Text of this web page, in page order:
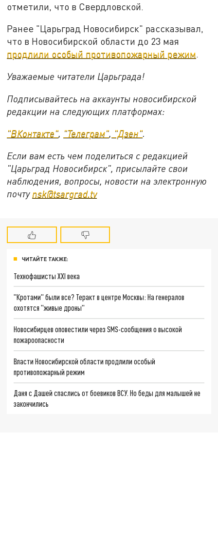
отметили, что в Свердловской.
Ранее "Царьград Новосибирск" рассказывал,
что в Новосибирской области до 23 мая
продлили особый противопожарный режим.
Уважаемые читатели Царьграда!
Подписывайтесь на аккаунты новосибирской
редакции на следующих платформах:
"ВКонтакте", "Телеграм", "Дзен".
Если вам есть чем поделиться с редакцией
"Царьград Новосибирск", присылайте свои
наблюдения, вопросы, новости на электронную
почту nsk@tsargrad.tv
ЧИТАЙТЕ ТАКЖЕ:
Технофашисты XXI века
"Кротами" были все? Теракт в центре Москвы: На генералов
охотятся "живые дроны"
Новосибирцев оповестили через SMS-сообщения о высокой
пожароопасности
Власти Новосибирской области продлили особый
противопожарный режим
Даня с Дашей спаслись от боевиков ВСУ. Но беды для малышей не
закончились